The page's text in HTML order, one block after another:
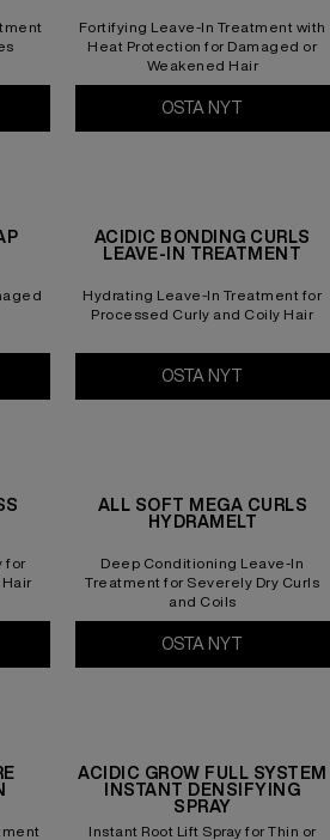
Fortifying Leave-In Treatment with
Heat Protection for Damaged or
Weakened Hair
OSTA NYT
Anti-Snap Treatment
ACIDIC BONDING CURLS
LEAVE-IN TREATMENT
Hydrating Leave-In Treatment for
Processed Curly and Coily Hair
OSTA NYT
for
Color Gloss Leave-in
ALL SOFT MEGA CURLS
HYDRAMELT
Deep Conditioning Leave-In
Treatment for Severely Dry Curls
and Coils
OSTA NYT
ACIDIC GROW FULL SYSTEM
INSTANT DENSIFYING
SPRAY
Instant Root Lift Spray for Thin or